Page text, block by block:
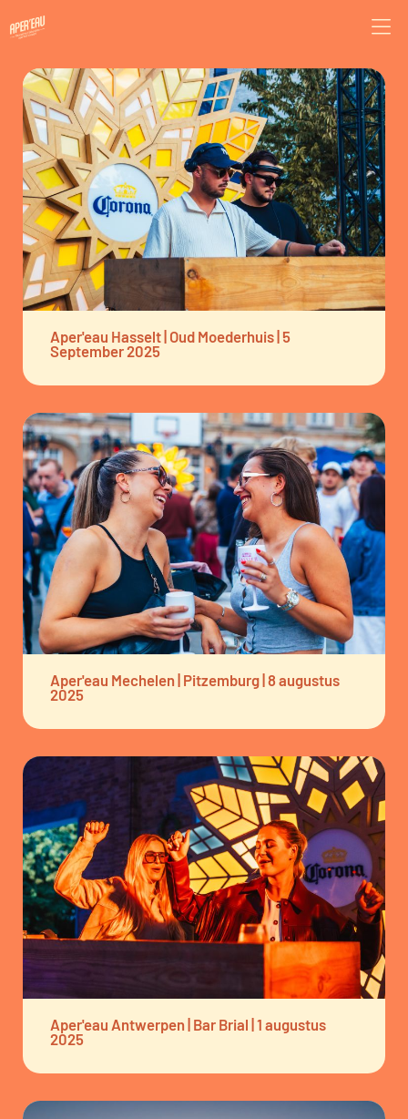
Aper'eau Hasselt | Oud Moederhuis | 5
September 2025
Aper'eau Mechelen | Pitzemburg | 8 augustus
2025
Aper'eau Antwerpen | Bar Brial | 1 augustus
2025